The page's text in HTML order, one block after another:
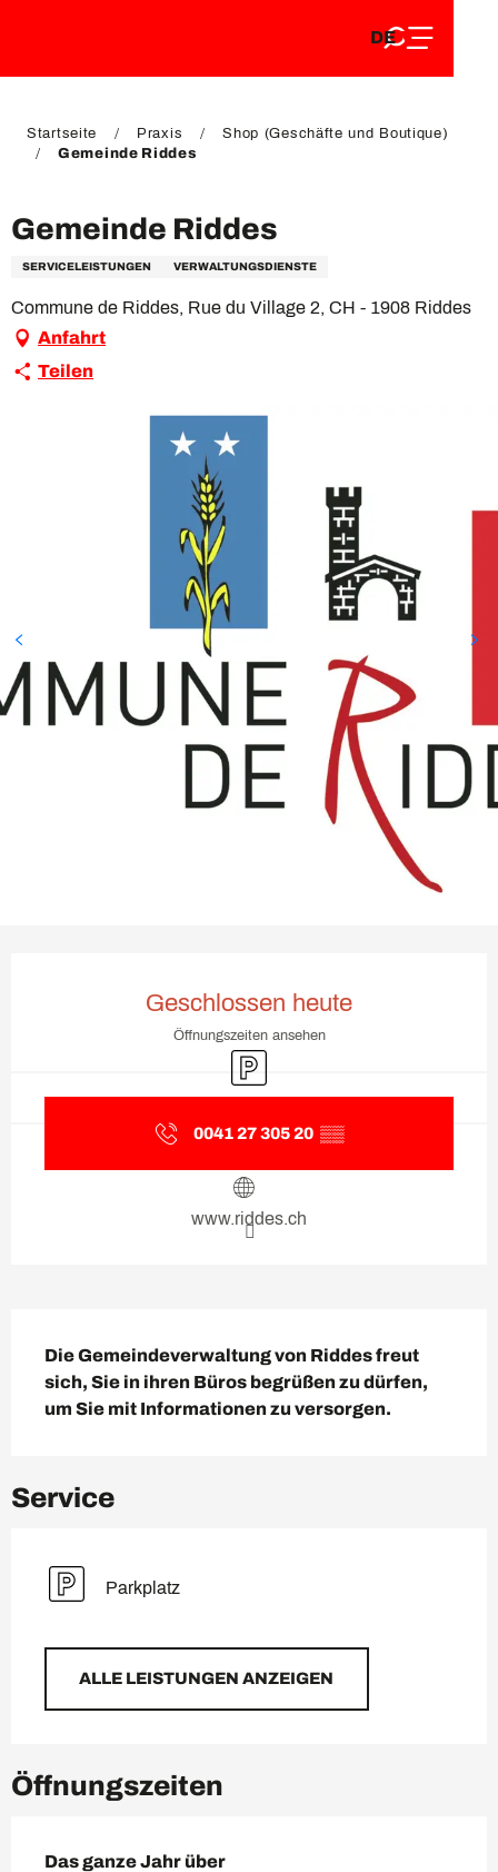
EN
DE
FR
Startseite Praxis
Shop (Geschäfte und Boutique)
Gemeinde Riddes
Gemeinde Riddes
SERVICELEISTUNGEN VERWALTUNGSDIENSTE
Commune de Riddes, Rue du Village 2, CH - 1908 Riddes
Anfahrt
Teilen
Geschlossen heute
Öffnungszeiten ansehen
Parkplatz
0041 27 305 20 ▒▒
www.riddes.ch
Die Gemeindeverwaltung von Riddes freut
sich, Sie in ihren Büros begrüßen zu dürfen,
um Sie mit Informationen zu versorgen.
Service
Parkplatz
ALLE LEISTUNGEN ANZEIGEN
Öffnungszeiten
Das ganze Jahr über
Das ganze Jahr über